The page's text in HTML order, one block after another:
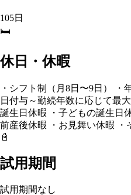
105日
🛏️
休日・休暇
・シフト制（月8日〜9日） ・
日付与～勤続年数に応じて最
誕生日休暇 ・子どもの誕生日
前産後休暇 ・お見舞い休暇 ・
📓
試用期間
試用期間なし